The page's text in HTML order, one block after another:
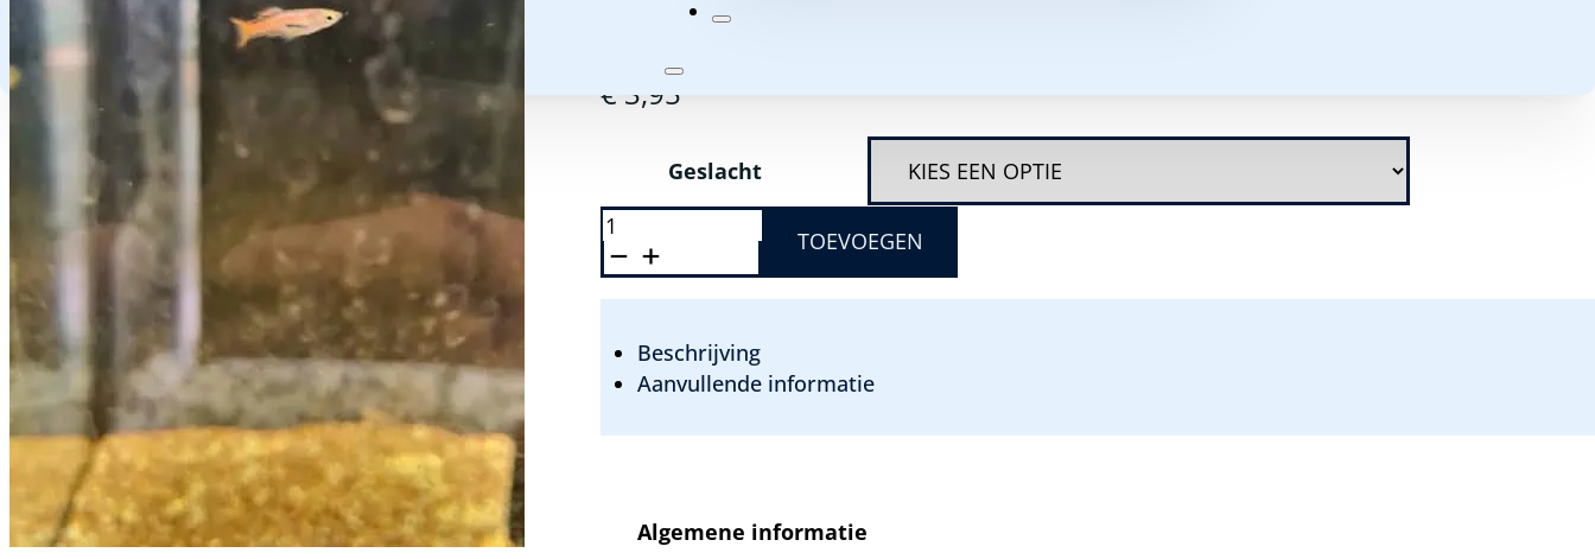
Biotoop:Zuid Amerika
€ 3,95
Geslacht
POECILIA
WINGEI
KLEURMIX
ENDLER
GUPPY
TOEVOEGEN
Beschrijving
Aanvullende informatie
Algemene informatie